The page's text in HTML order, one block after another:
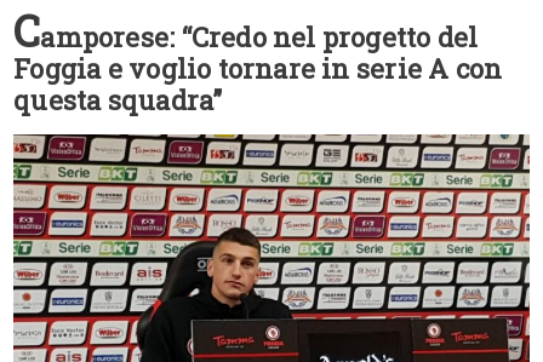
Camporese: “Credo nel progetto del
Foggia e voglio tornare in serie A con
questa squadra”